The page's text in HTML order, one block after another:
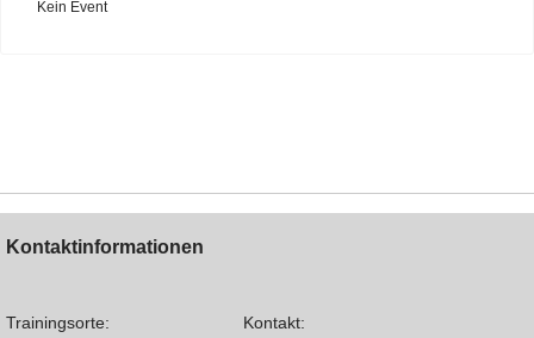
Kein Event
Kontaktinformationen
Trainingsorte: Kontakt: